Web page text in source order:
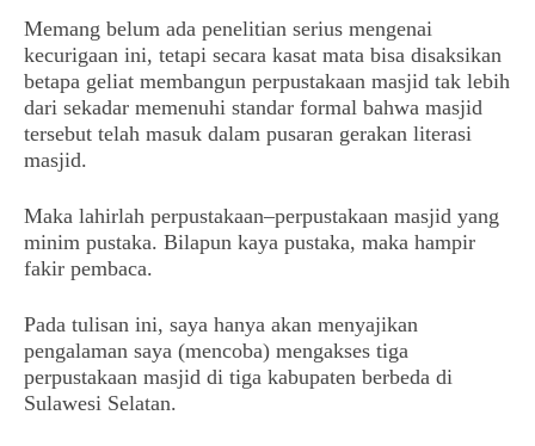
Memang belum ada penelitian serius mengenai
kecurigaan ini, tetapi secara kasat mata bisa disaksikan
betapa geliat membangun perpustakaan masjid tak lebih
dari sekadar memenuhi standar formal bahwa masjid
tersebut telah masuk dalam pusaran gerakan literasi
masjid.
Maka lahirlah perpustakaan–perpustakaan masjid yang
minim pustaka. Bilapun kaya pustaka, maka hampir
fakir pembaca.
Pada tulisan ini, saya hanya akan menyajikan
pengalaman saya (mencoba) mengakses tiga
perpustakaan masjid di tiga kabupaten berbeda di
Sulawesi Selatan.